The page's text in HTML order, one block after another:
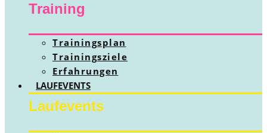
Training
Trainingsplan
Trainingsziele
Erfahrungen
LAUFEVENTS
Laufevents